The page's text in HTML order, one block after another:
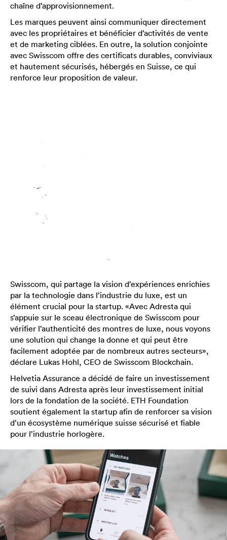
chaîne d’approvisionnement.
Les marques peuvent ainsi communiquer directement
avec les propriétaires et bénéficier d’activités de vente
et de marketing ciblées. En outre, la solution conjointe
avec Swisscom offre des certificats durables, conviviaux
et hautement sécurisés, hébergés en Suisse, ce qui
renforce leur proposition de valeur.
Swisscom, qui partage la vision d’expériences enrichies
par la technologie dans l’industrie du luxe, est un
élément crucial pour la startup. «Avec Adresta qui
s’appuie sur le sceau électronique de Swisscom pour
vérifier l’authenticité des montres de luxe, nous voyons
une solution qui change la donne et qui peut être
facilement adoptée par de nombreux autres secteurs»,
déclare Lukas Hohl, CEO de Swisscom Blockchain.
Helvetia Assurance a décidé de faire un investissement
de suivi dans Adresta après leur investissement initial
lors de la fondation de la société. ETH Foundation
soutient également la startup afin de renforcer sa vision
d’un écosystème numérique suisse sécurisé et fiable
pour l’industrie horlogère.